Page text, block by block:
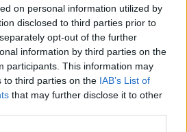
on personal information utilized by
disclosed to third parties prior to
opt-out of the further
information by third parties on the
participants. This information may
to third parties on the IAB’s List of
that may further disclose it to other
niet haalbaar”: Weghorst blikt
van Ajax worden steeds